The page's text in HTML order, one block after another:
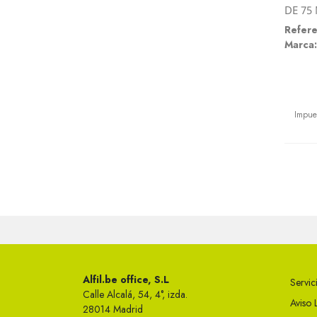
DE 75
Marca:
Alfil.be office, S.L
Calle Alcalá, 54, 4°, izda.
28014 Madrid
Aviso